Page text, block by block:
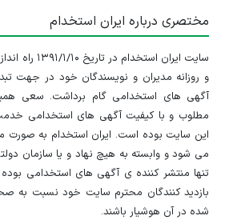
مختصری درباره ایران استخدام
سایت ایران
و روزانه مدیران و نویسندگان خود در جهت
آگهی های استخدامی گام برداشت. سعی
مطلوب و با کیفیت آگهی های استخدامی خدمت
این سایت بوده است. ایران استخدام به
می شود و وابسته به هیچ نهاد و یا سازمان
تنها منتشر کننده ی آگهی های استخدامی بوده
بازدید کنندگان محترم سایت خود نسبت به
شده در آن هوشیار باشند.